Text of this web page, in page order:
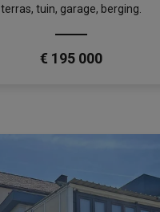
terras, tuin, garage, berging.
€ 195 000